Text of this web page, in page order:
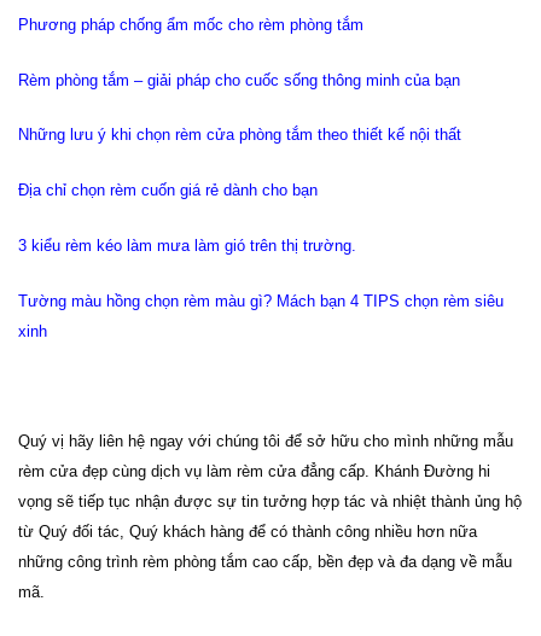
Phương pháp chống ẩm mốc cho rèm phòng tắm
Rèm phòng tắm – giải pháp cho cuốc sống thông minh của bạn
Những lưu ý khi chọn rèm cửa phòng tắm theo thiết kế nội thất
Địa chỉ chọn rèm cuốn giá rẻ dành cho bạn
3 kiểu rèm kéo làm mưa làm gió trên thị trường.
Tường màu hồng chọn rèm màu gì? Mách bạn 4 TIPS chọn rèm siêu
xinh
Quý vị hãy liên hệ ngay với chúng tôi để sở hữu cho mình những mẫu
rèm cửa đẹp cùng dịch vụ làm rèm cửa đẳng cấp. Khánh Đường hi
vọng sẽ tiếp tục nhận được sự tin tưởng hợp tác và nhiệt thành ủng hộ
từ Quý đối tác, Quý khách hàng để có thành công nhiều hơn nữa
những công trình rèm phòng tắm cao cấp, bền đẹp và đa dạng về mẫu
mã.